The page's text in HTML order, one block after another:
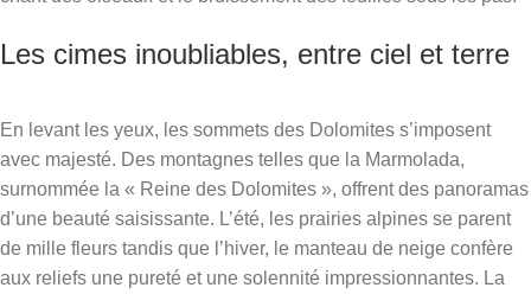
Les cimes inoubliables, entre ciel et terre
En levant les yeux, les sommets des Dolomites s’imposent
avec majesté. Des montagnes telles que la Marmolada,
surnommée la « Reine des Dolomites », offrent des panoramas
d’une beauté saisissante. L’été, les prairies alpines se parent
de mille fleurs tandis que l’hiver, le manteau de neige confère
aux reliefs une pureté et une solennité impressionnantes. La